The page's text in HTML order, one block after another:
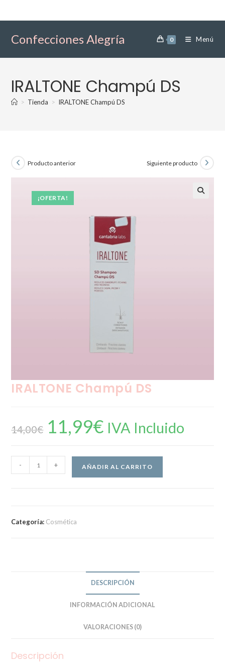
Confecciones Alegría 0 Menú
IRALTONE Champú DS
> Tienda > IRALTONE Champú DS
¡OFERTA!
Producto anterior Siguiente producto
IRALTONE Champú DS
14,00€
El
precio
original
11,99€El
precio
actual
IVA Incluido
IRALTONE
Champú
- + AÑADIR AL CARRITO
Categoría: Cosmética
DESCRIPCIÓN
INFORMACIÓN ADICIONAL
VALORACIONES (0)
Descripción